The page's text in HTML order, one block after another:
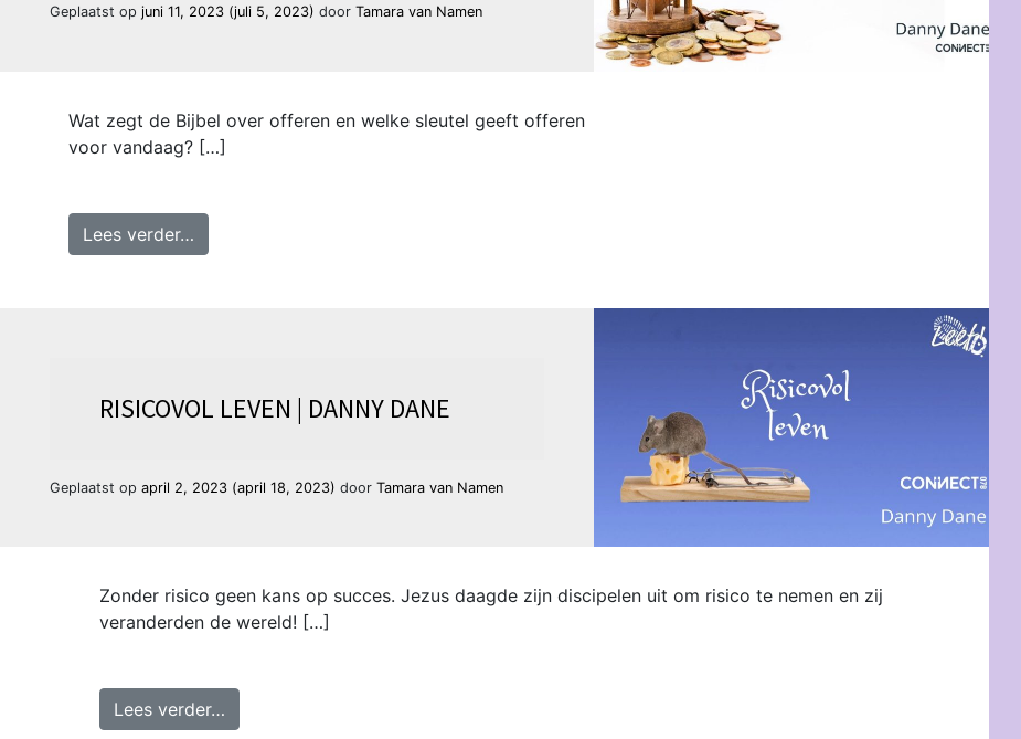
Geplaatst op juni 11, 2023(juli 5, 2023) door Tamara van Namen
Wat zegt de Bijbel over offeren en welke sleutel geeft offeren
voor vandaag? […]
Lees verder…
RISICOVOL LEVEN | DANNY DANE
Geplaatst op april 2, 2023(april 18, 2023) door Tamara van Namen
Zonder risico geen kans op succes. Jezus daagde zijn discipelen uit om risico te nemen en zij
veranderden de wereld! […]
Lees verder…from Risicovol leven | Danny Dane